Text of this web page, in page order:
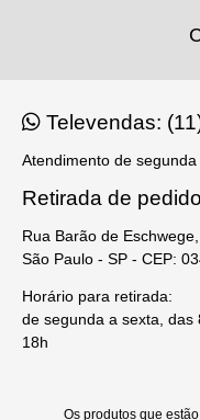
Televendas:
Atendimento de
Retirada de
Rua Barão de
São Paulo - SP - CEP:
Horário para retirada:
de segunda a sexta, das
18h
Os produtos que